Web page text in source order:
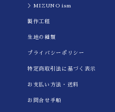
＞MIZUNO ism
製作工程
生地の種類
プライバシーポリシー
特定商取引法に基づく表示
お支払い方法・送料
お問合せ手順